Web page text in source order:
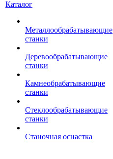
Каталог
Металлообрабатывающие
станки
Деревообрабатывающие
станки
Камнеобрабатывающие
станки
Стеклообрабатывающие
станки
Станочная оснастка